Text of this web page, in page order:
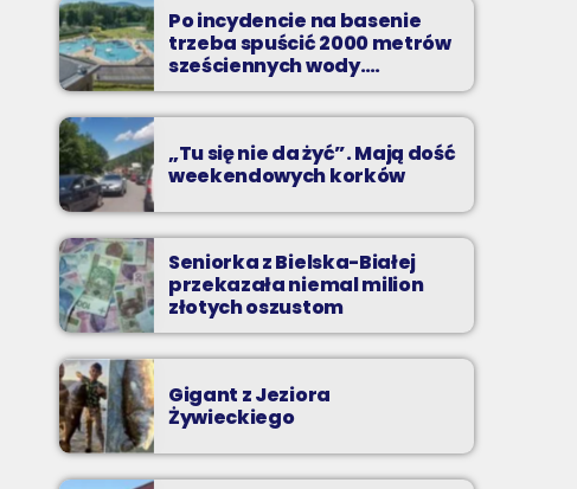
to właśnie nocą można "upolować" na naszej
antenie prawdziwe muzyczne perełki.
Po incydencie na basenie
trzeba spuścić 2000 metrów
sześciennych wody.
„Ogromne koszty i ogromna
praca”
„Tu się nie da żyć”. Mają dość
weekendowych korków
Seniorka z Bielska-Białej
przekazała niemal milion
złotych oszustom
Gigant z Jeziora
Żywieckiego